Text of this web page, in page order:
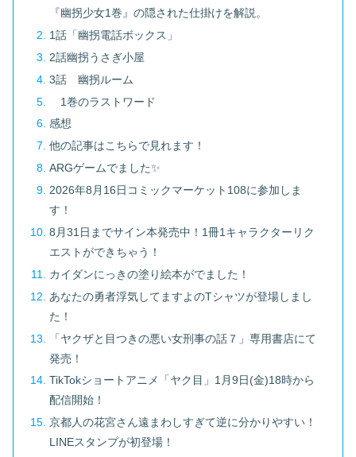
『幽拐少女1巻』の隠された仕掛けを解説。
1話「幽拐電話ボックス」
2話幽拐うさぎ小屋
3話 幽拐ルーム
1巻のラストワード
感想
他の記事はこちらで見れます！
ARGゲームでました✨
2026年8月16日コミックマーケット108に参加しま
す！
8月31日までサイン本発売中！1冊1キャラクターリク
エストができちゃう！
カイダンにっきの塗り絵本がでました！
あなたの勇者浮気してますよのTシャツが登場しまし
た！
「ヤクザと目つきの悪い女刑事の話７」専用書店にて
発売！
TikTokショートアニメ「ヤク目」1月9日(金)18時から
配信開始！
京都人の花宮さん遠まわしすぎて逆に分かりやすい！
LINEスタンプが初登場！